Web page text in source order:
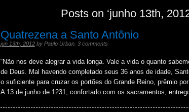
Posts on ‘junho 13th,
Quatrezena a Santo Antônio
jun 13th, 2012 by Paulo Urban 3 comments
“Não nos deve alegrar a vida longa. Vale a vida o quanto
de Deus. Mal havendo completado seus 36 anos de idade,
o suficiente para cruzar os portões do Grande Reino, prêmio
A 13 de junho de 1231, confortado com os sacramentos,